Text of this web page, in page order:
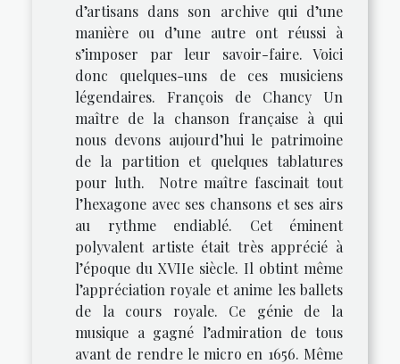
d’artisans dans son archive qui d’une
manière ou d’une autre ont réussi à
s’imposer par leur savoir-faire. Voici
donc quelques-uns de ces musiciens
légendaires. François de Chancy Un
maître de la chanson française à qui
nous devons aujourd’hui le patrimoine
de la partition et quelques tablatures
pour luth. Notre maître fascinait tout
l’hexagone avec ses chansons et ses airs
au rythme endiablé. Cet éminent
polyvalent artiste était très apprécié à
l’époque du XVIIe siècle. Il obtint même
l’appréciation royale et anime les ballets
de la cours royale. Ce génie de la
musique a gagné l’admiration de tous
avant de rendre le micro en 1656. Même